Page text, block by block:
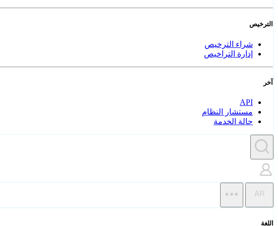
الترخيص
شراء الترخيص
إدارة التراخيص
آخر
API
مستشار النظام
حالة الخدمة
AR
اللغة